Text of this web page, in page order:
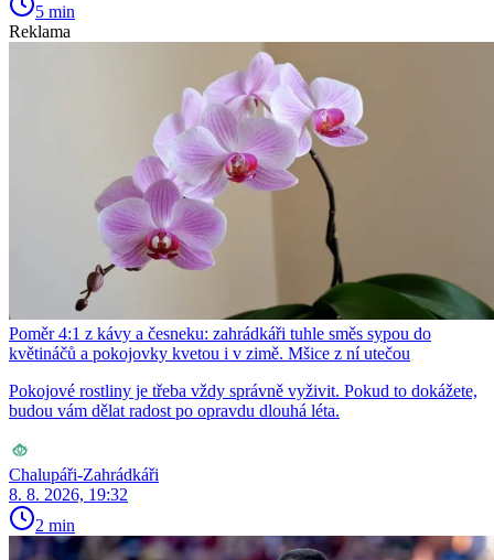
5 min
Reklama
Poměr 4:1 z kávy a česneku: zahrádkáři tuhle směs sypou do
květináčů a pokojovky kvetou i v zimě. Mšice z ní utečou
Pokojové rostliny je třeba vždy správně vyživit. Pokud to dokážete,
budou vám dělat radost po opravdu dlouhá léta.
Chalupáři-Zahrádkáři
8. 8. 2026, 19:32
2 min